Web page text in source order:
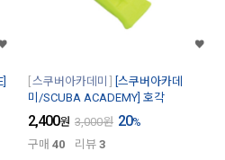
스쿠버아카데미
[스쿠버아카데
미/SCUBA ACADEMY] 호각
2,400원 3,000원 20%
구매 40 리뷰 3